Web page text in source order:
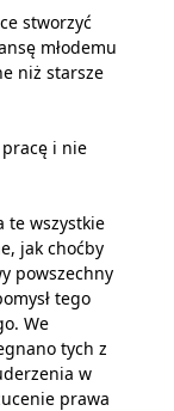
stworzyć
młodemu
niż starsze
pracę i nie
te wszystkie
jak choćby
powszechny
tego
We
tych z
w
prawa